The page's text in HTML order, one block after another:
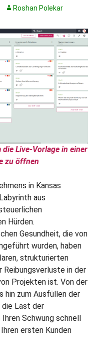
Roshan Polekar
Live-Vorlage in einer
zu öffnen
in Kansas
aus
Hürden.
Gesundheit, die von
wurden, haben
strukturierten
in der
Projekten ist. Von der
hin zum Ausfüllen der
die Last der
Schwung schnell
ersten Kunden